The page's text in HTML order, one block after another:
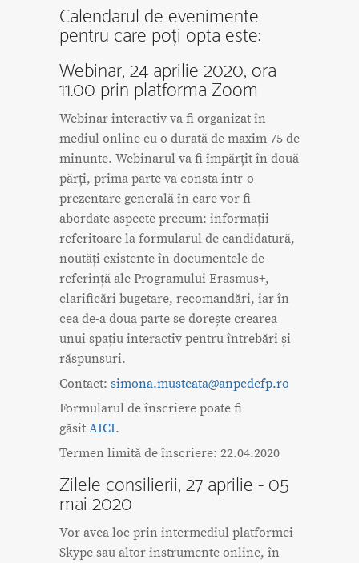
Calendarul de evenimente
pentru care poți opta este:
Webinar, 24 aprilie 2020, ora
11.00 prin platforma Zoom
Webinar interactiv va fi organizat în
mediul online cu o durată de maxim 75 de
minunte. Webinarul va fi împărțit în două
părți, prima parte va consta într-o
prezentare generală în care vor fi
abordate aspecte precum: informații
referitoare la formularul de candidatură,
noutăți existente în documentele de
referință ale Programului Erasmus+,
clarificări bugetare, recomandări, iar în
cea de-a doua parte se dorește crearea
unui spațiu interactiv pentru întrebări și
răspunsuri.
Contact: simona.musteata@anpcdefp.ro
Formularul de înscriere poate fi
găsit AICI.
Termen limită de înscriere: 22.04.2020
Zilele consilierii, 27 aprilie - 05
mai 2020
Vor avea loc prin intermediul platformei
Skype sau altor instrumente online, în